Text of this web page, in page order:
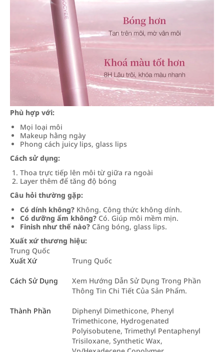
Phù hợp với:
Mọi loại môi
Makeup hằng ngày
Phong cách juicy lips, glass lips
Cách sử dụng:
Thoa trực tiếp lên môi từ giữa ra ngoài
Layer thêm để tăng độ bóng
Câu hỏi thường gặp:
Có dính không? Không. Công thức không dính.
Có dưỡng ẩm không? Có. Giúp môi mềm mịn.
Finish như thế nào? Căng bóng, glass lips.
Xuất xứ thương hiệu:
Trung Quốc
Xuất Xứ
Trung Quốc
Cách Sử Dụng
Xem Hướng Dẫn Sử Dụng Trong Phần
Thông Tin Chi Tiết Của Sản Phẩm.
Thành Phần
Diphenyl Dimethicone, Phenyl
Trimethicone, Hydrogenated
Polyisobutene, Trimethyl Pentaphenyl
Trisiloxane, Synthetic Wax,